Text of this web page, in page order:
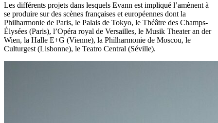
Les différents projets dans lesquels Evann est impliqué l’amènent à
se produire sur des scènes françaises et européennes dont la
Philharmonie de Paris, le Palais de Tokyo, le Théâtre des Champs-
Élysées (Paris), l’Opéra royal de Versailles, le Musik Theater an der
Wien, la Halle E+G (Vienne), la Philharmonie de Moscou, le
Culturgest (Lisbonne), le Teatro Central (Séville).